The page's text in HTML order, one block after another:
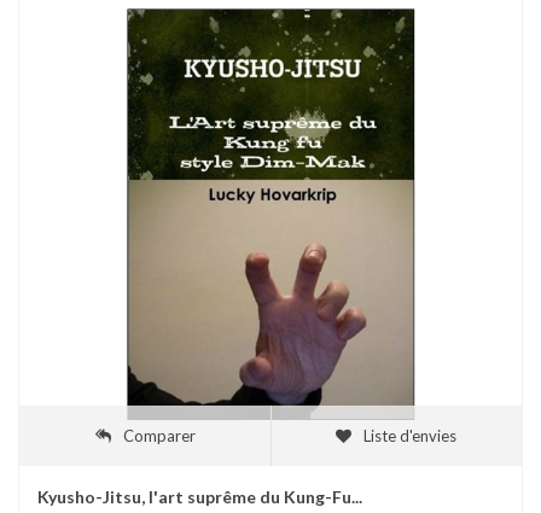
Comparer Liste d'envies
Kyusho-Jitsu, l'art suprême du Kung-Fu...